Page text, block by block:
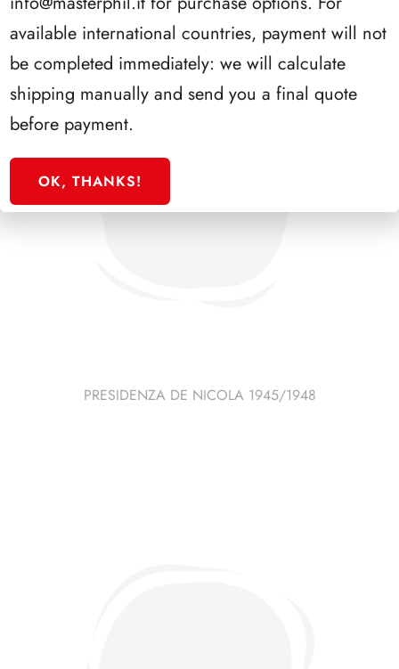
PRESIDENZA DE NICOLA 1945/1948
available international countries, payment will not
be completed immediately: we will calculate
shipping manually and send you a final quote
before payment.
OK, THANKS!